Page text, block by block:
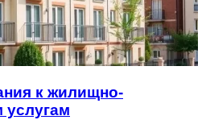
к жилищно-